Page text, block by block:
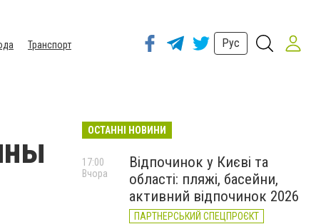
Транспорт
Рус
ОСТАННІ НОВИНИ
Відпочинок у Києві та
області: пляжі, басейни,
активний відпочинок 2026
ПАРТНЕРСЬКИЙ СПЕЦПРОЄКТ
17:00
Вчора